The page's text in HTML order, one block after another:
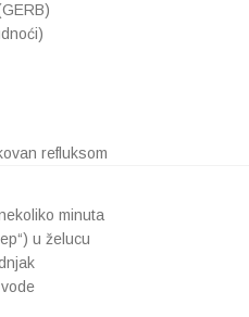
refluksom
minuta
u želucu